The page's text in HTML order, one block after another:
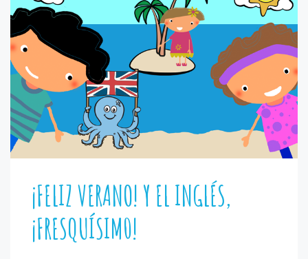
¡FELIZ VERANO! Y EL INGLÉS,
¡FRESQUÍSIM0!